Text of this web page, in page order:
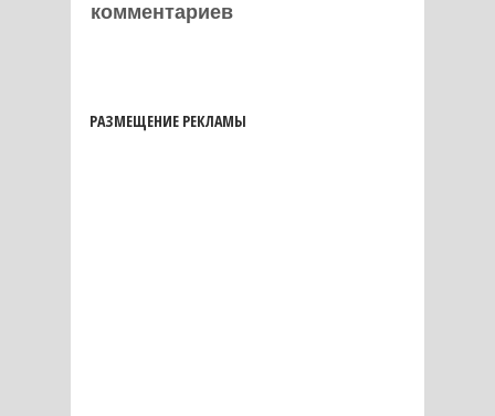
комментариев
РАЗМЕЩЕНИЕ РЕКЛАМЫ